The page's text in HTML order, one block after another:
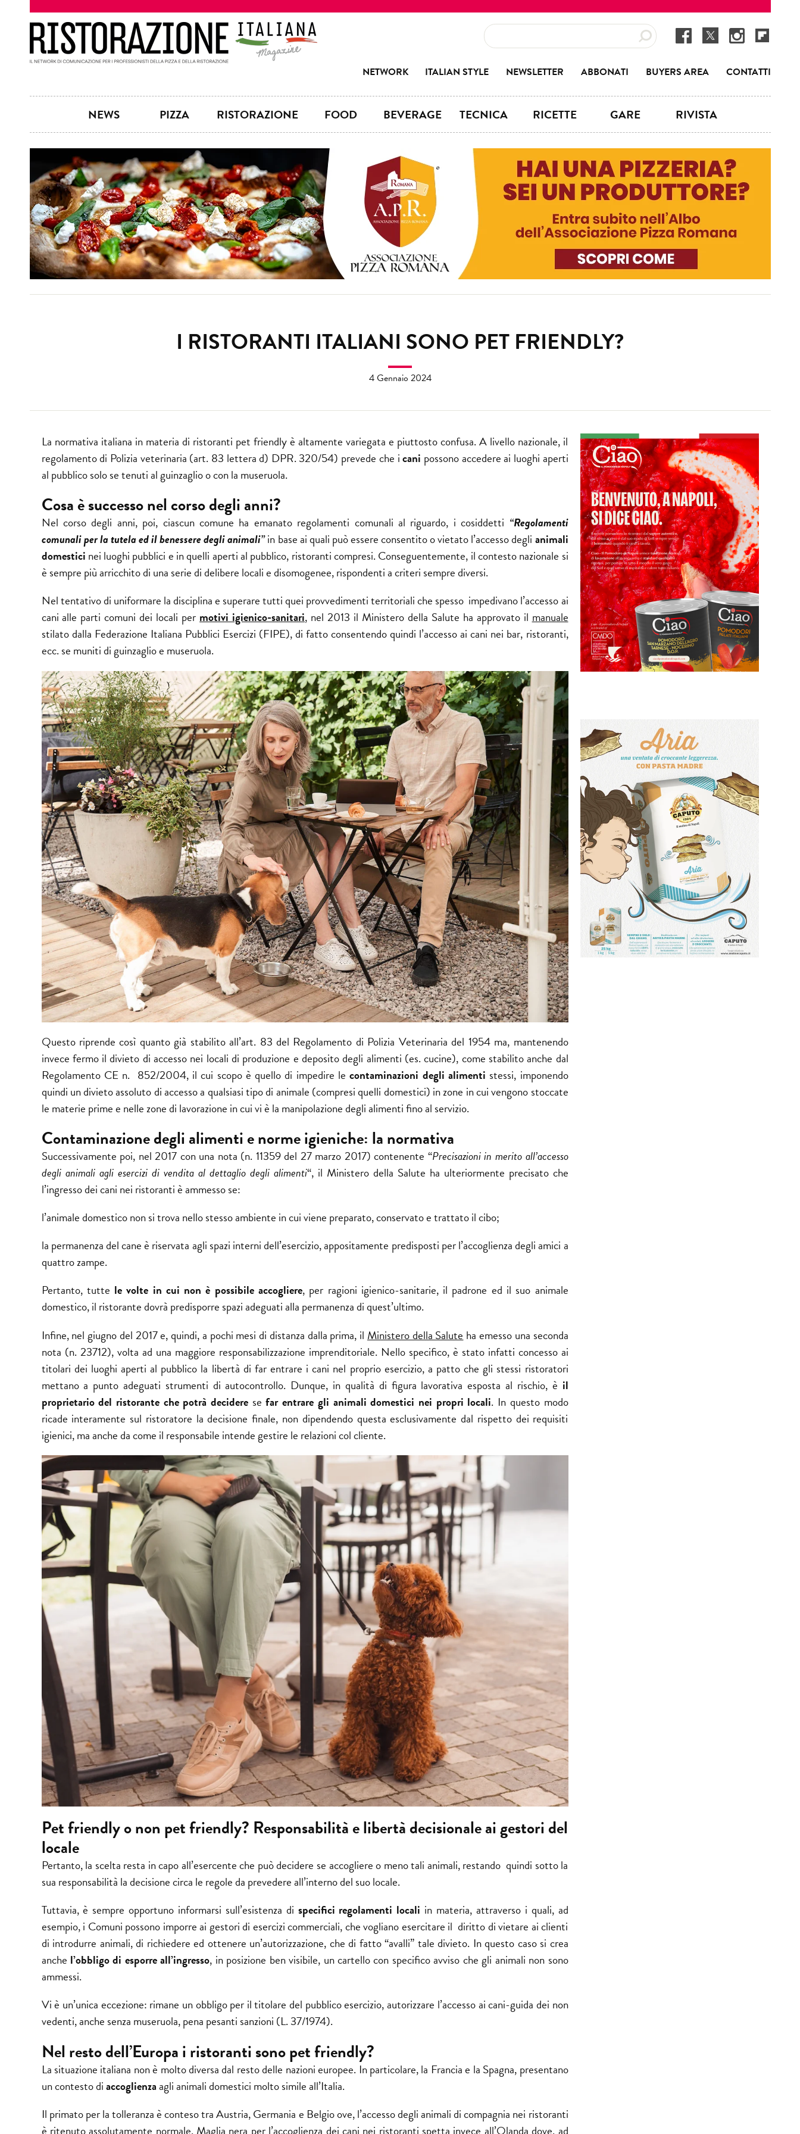
NETWORK ITALIAN STYLE NEWSLETTER ABBONATI BUYERS AREA CONTATTI
NEWS PIZZA RISTORAZIONE FOOD BEVERAGE TECNICA RICETTE GARE RIVISTA
I RISTORANTI ITALIANI SONO PET FRIENDLY?
4 Gennaio 2024
La normativa italiana in materia di ristoranti pet friendly è altamente variegata e piuttosto confusa. A livello nazionale, il
regolamento di Polizia veterinaria (art. 83 lettera d) DPR. 320/54) prevede che icani possono accedere ai luoghi aperti
al pubblico solo se tenuti al guinzaglio o con la museruola.
Cosa è successo nel corso degli anni?
Nel corso degli anni, poi, ciascun comune ha emanato regolamenti comunali al riguardo, i cosiddetti “Regolamenti
comunali per la tutela ed il benessere degli animali”in base ai quali può essere consentito o vietato l’accesso degli animali
domestici nei luoghi pubblici e in quelli aperti al pubblico, ristoranti compresi. Conseguentemente, il contesto nazionale si
è sempre più arricchito di una serie di delibere locali e disomogenee, rispondenti a criteri sempre diversi.
Nel tentativo di uniformare la disciplina e superare tutti quei provvedimenti territoriali che spesso impedivano l’accesso ai
cani alle parti comuni dei locali permotivi igienico-sanitari, nel 2013 il Ministero della Salute ha approvato ilmanuale
stilato dalla Federazione Italiana Pubblici Esercizi (FIPE), di fatto consentendo quindi l’accesso ai cani nei bar, ristoranti,
ecc. se muniti di guinzaglio e museruola.
Questo riprende così quanto già stabilito all’art. 83 del Regolamento di Polizia Veterinaria del 1954 ma, mantenendo
invece fermo il divieto di accesso nei locali di produzione e deposito degli alimenti (es. cucine), come stabilito anche dal
Regolamento CE n. 852/2004, il cui scopo è quello di impedire le contaminazioni degli alimenti stessi, imponendo
quindi un divieto assoluto di accesso a qualsiasi tipo di animale (compresi quelli domestici) in zone in cui vengono stoccate
le materie prime e nelle zone di lavorazione in cui vi è la manipolazione degli alimenti fino al servizio.
Contaminazione degli alimenti e norme igieniche: la normativa
Successivamente poi, nel 2017 con una nota (n. 11359 del 27 marzo 2017) contenente “Precisazioni in merito all’accesso
degli animali agli esercizi di vendita al dettaglio degli alimenti“, il Ministero della Salute ha ulteriormente precisato che
l’ingresso dei cani nei ristoranti è ammesso se:
l’animale domestico non si trova nello stesso ambiente in cui viene preparato, conservato e trattato il cibo;
la permanenza del cane è riservata agli spazi interni dell’esercizio, appositamente predisposti per l’accoglienza degli amici a
quattro zampe.
Pertanto, tutte le volte in cui non è possibile accogliere, per ragioni igienico-sanitarie, il padrone ed il suo animale
domestico, il ristorante dovrà predisporre spazi adeguati alla permanenza di quest’ultimo.
Infine, nel giugno del 2017 e, quindi, a pochi mesi di distanza dalla prima, il Ministero della Salute ha emesso una seconda
nota (n. 23712), volta ad una maggiore responsabilizzazione imprenditoriale. Nello specifico, è stato infatti concesso ai
titolari dei luoghi aperti al pubblico la libertà di far entrare i cani nel proprio esercizio, a patto che gli stessi ristoratori
mettano a punto adeguati strumenti di autocontrollo. Dunque, in qualità di figura lavorativa esposta al rischio, è il
proprietario del ristorante che potrà decidere se far entrare gli animali domestici nei propri locali. In questo modo
ricade interamente sul ristoratore la decisione finale, non dipendendo questa esclusivamente dal rispetto dei requisiti
igienici, ma anche da come il responsabile intende gestire le relazioni col cliente.
Pet friendly o non pet friendly? Responsabilità e libertà decisionale ai gestori del
locale
Pertanto, la scelta resta in capo all’esercente che può decidere se accogliere o meno tali animali, restando quindi sotto la
sua responsabilità la decisione circa le regole da prevedere all’interno del suo locale.
Tuttavia, è sempre opportuno informarsi sull’esistenza di specifici regolamenti locali in materia, attraverso i quali, ad
esempio, i Comuni possono imporre ai gestori di esercizi commerciali, che vogliano esercitare il diritto di vietare ai clienti
di introdurre animali, di richiedere ed ottenere un’autorizzazione, che di fatto “avalli” tale divieto. In questo caso si crea
anche l’obbligo di esporre all’ingresso, in posizione ben visibile, un cartello con specifico avviso che gli animali non sono
ammessi.
Vi è un’unica eccezione: rimane un obbligo per il titolare del pubblico esercizio, autorizzare l’accesso ai cani-guida dei non
vedenti, anche senza museruola, pena pesanti sanzioni (L. 37/1974).
Nel resto dell’Europa i ristoranti sono pet friendly?
La situazione italiana non è molto diversa dal resto delle nazioni europee. In particolare, la Francia e la Spagna, presentano
un contesto diaccoglienzaagli animali domestici molto simile all’Italia.
Il primato per la tolleranza è conteso tra Austria, Germania e Belgio ove, l’accesso degli animali di compagnia nei ristoranti